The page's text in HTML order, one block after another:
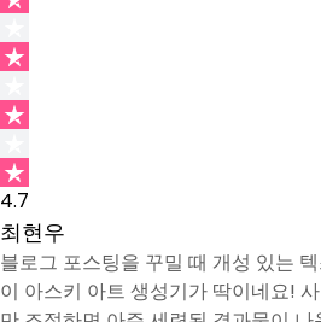
4.7
최현우
블로그 포스팅을 꾸밀 때 개성 있는
이 아스키 아트 생성기가 딱이네요!